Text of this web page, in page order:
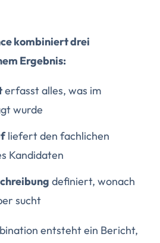
kombiniert drei
Ergebnis:
erfasst alles, was im
wurde
liefert den fachlichen
Kandidaten
definiert, wonach
sucht
entsteht ein Bericht,